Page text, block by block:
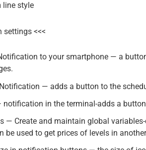
line style
settings <<<
to your smartphone — a
— adds a button to the
notification in the terminal-adds a
— Create and maintain global
be used to get prices of levels in